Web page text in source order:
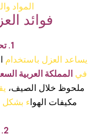
المواد
فوائد
1. تحسين كفاءة الطاقة
يساعد العزل باستخدام
في المملكة العربية
ملحوظ خلال الصيف،
مكيفات الهواء بشكل
2. عزل حراري فعال